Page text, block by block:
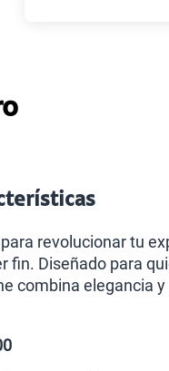
revolucionar tu
fin. Diseñado para
combina elegancia